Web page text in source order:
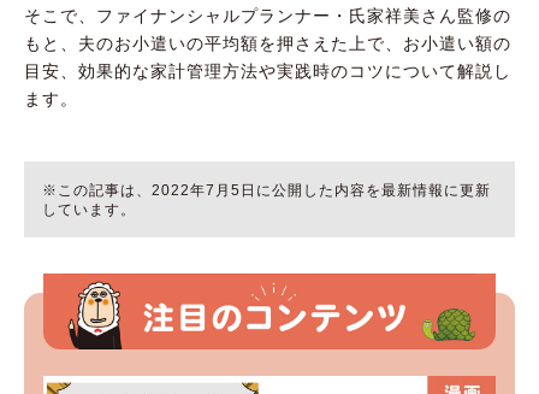
そこで、ファイナンシャルプランナー・氏家祥美さん監修の
もと、夫のお小遣いの平均額を押さえた上で、お小遣い額の
目安、効果的な家計管理方法や実践時のコツについて解説し
ます。
※この記事は、2022年7月5日に公開した内容を最新情報に更新
しています。